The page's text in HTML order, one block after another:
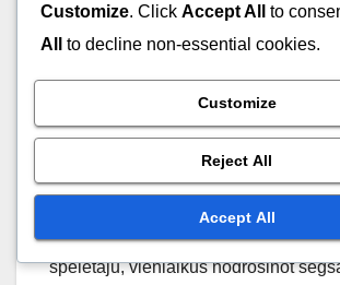
Alternatīvo
ir īpaši noderīga, saskaroties ar
viens izcils spēlētājs, kurš var
Šādās situācijās šī aizsardzība var
spēlētāju, vienlaikus nodrošinot
Customize. Click Accept All to
All
to decline non-essential cookies.
Customize
Reject All
Accept All